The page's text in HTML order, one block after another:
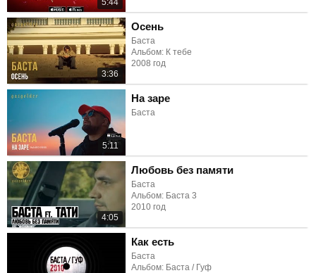
5:44
3:36
Осень
Баста
Альбом: К тебе
2008 год
5:11
На заре
Баста
4:05
Любовь без памяти
Баста
Альбом: Баста 3
2010 год
Как есть
Баста
Альбом: Баста / Гуф